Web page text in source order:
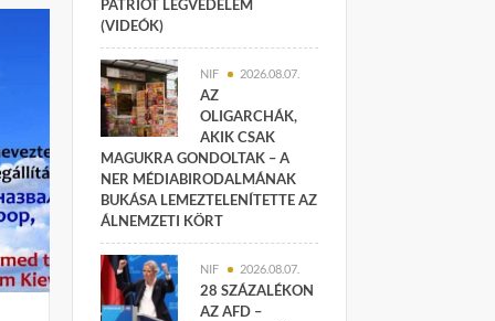
PATRIOT LÉGVÉDELEM
(VIDEÓK)
NIF 2026.08.07.
AZ
OLIGARCHÁK,
AKIK CSAK
MAGUKRA GONDOLTAK – A
NER MÉDIABIRODALMÁNAK
BUKÁSA LEMEZTELENÍTETTE AZ
ÁLNEMZETI KÖRT
NIF 2026.08.07.
28 SZÁZALÉKON
AZ AFD –